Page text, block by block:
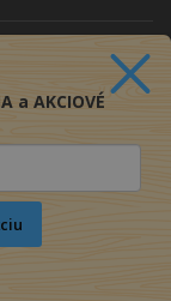
a AKCIOVÉ